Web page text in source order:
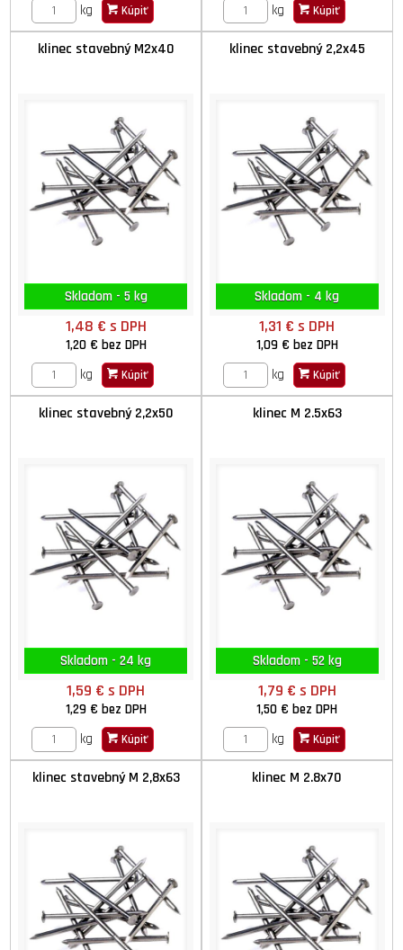
kg
Kúpiť
kg
Kúpiť
klinec stavebný M2x40
Skladom - 5 kg
1,48 € s DPH
1,20 € bez DPH
kg
Kúpiť
klinec stavebný 2,2x45
Skladom - 4 kg
1,31 €s DPH
1,09 € bez DPH
kg
Kúpiť
klinec stavebný 2,2x50
Skladom - 24 kg
1,59 €s DPH
1,29 € bez DPH
kg
Kúpiť
klinec M 2.5x63
Skladom - 52 kg
1,79 € s DPH
1,50 €bez DPH
kg
Kúpiť
klinec stavebný M 2,8x63 klinec M 2.8x70